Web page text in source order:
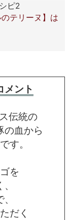
ピ2
のテリーヌ】は
メント
伝統の
の血から
す。
を
だく